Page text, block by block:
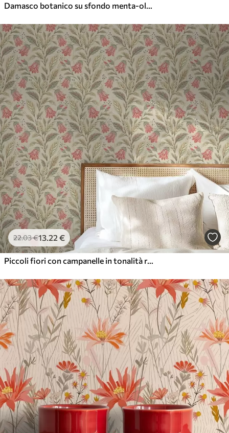
Damasco botanico su sfondo menta-oliva
22.03€13.22 €
Piccoli fiori con campanelle in tonalità rosa-verde